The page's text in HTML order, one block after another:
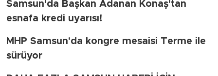
Samsun'da Başkan Adanan Konaş'tan
esnafa kredi uyarısı!
MHP Samsun'da kongre mesaisi Terme ile
sürüyor